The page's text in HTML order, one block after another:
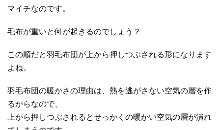
マイチなのです。
毛布が重いと何が起きるのでしょう？
この順だと羽毛布団が上から押しつぶされる形になります
よね。
羽毛布団の暖かさの理由は、熱を逃がさない空気の層を作
るからなので、
上から押しつぶされるとせっかくの暖かい空気の層が潰れ